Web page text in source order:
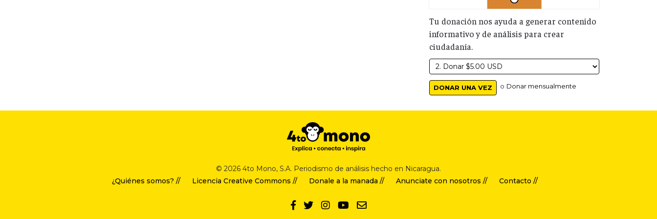
Tu donación nos ayuda a generar contenido
informativo y de análisis para crear
ciudadanía.
o Donar mensualmente
© 2026 4to Mono, S.A. Periodismo de análisis hecho en Nicaragua.
¿Quiénes somos? //
Licencia Creative Commons // Donale a la manada // Anunciate con nosotros // Contacto //